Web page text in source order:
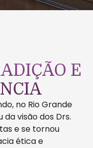
E
no Rio Grande
da visão dos Drs.
e se tornou
ética e